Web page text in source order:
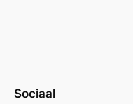
Sociaal